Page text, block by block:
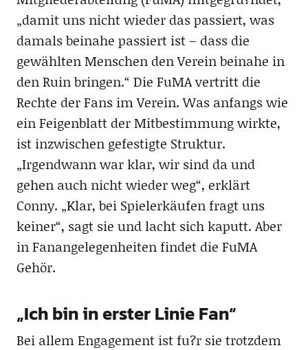
„damit uns nicht wieder das passiert, was
damals beinahe passiert ist – dass die
gewählten Menschen den Verein beinahe in
den Ruin bringen.“ Die FuMA vertritt die
Rechte der Fans im Verein. Was anfangs wie
ein Feigenblatt der Mitbestimmung wirkte,
ist inzwischen gefestigte Struktur.
„Irgendwann war klar, wir sind da und
gehen auch nicht wieder weg“, erklärt
Conny. „Klar, bei Spielerkäufen fragt uns
keiner“, sagt sie und lacht sich kaputt. Aber
in Fanangelegenheiten findet die FuMA
Gehör.
„Ich bin in erster Linie Fan“
Bei allem Engagement ist fu?r sie trotzdem